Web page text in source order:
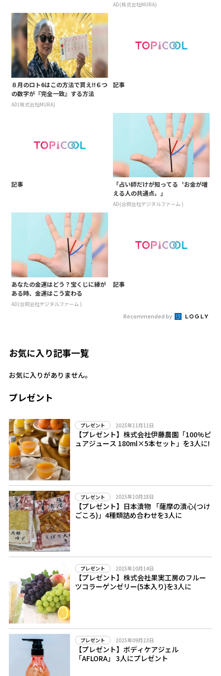
AD(株式会社MURA)
８月のロト6はこの方法で買え!!６つ
の数字が『完全一致』する方法
AD(株式会社MURA)
記事
記事
「占い師だけが知ってる〝お金が増
える人の共通点〟」
AD(合同会社デジタルファーム )
あなたの金運はどう？宝くじに縁が
ある時、金運はこう変わる
AD(合同会社デジタルファーム )
記事
Recommended by
お気に入り記事一覧
お気に入りがありません。
プレゼント
プレゼント 2025年11月11日
【プレゼント】株式会社伊藤農園「100%ピ
ュアジュース 180ml×5本セット」を3人に!
プレゼント 2025年10月28日
【プレゼント】日本漬物 「薩摩の漬心(つけ
ごころ)」4種類詰め合わせを3人に
プレゼント 2025年10月14日
【プレゼント】株式会社果実工房のフルー
ツコラーゲンゼリー(5本入り)を3人に
プレゼント 2025年09月23日
【プレゼント】ボディケアジェル
「AFLORA」 3人にプレゼント